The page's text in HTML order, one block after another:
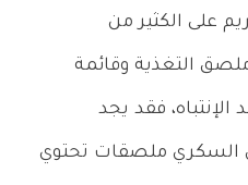
على الكثير من
التغذية وقائمة
فقد يجد
ملصقات تحتوي